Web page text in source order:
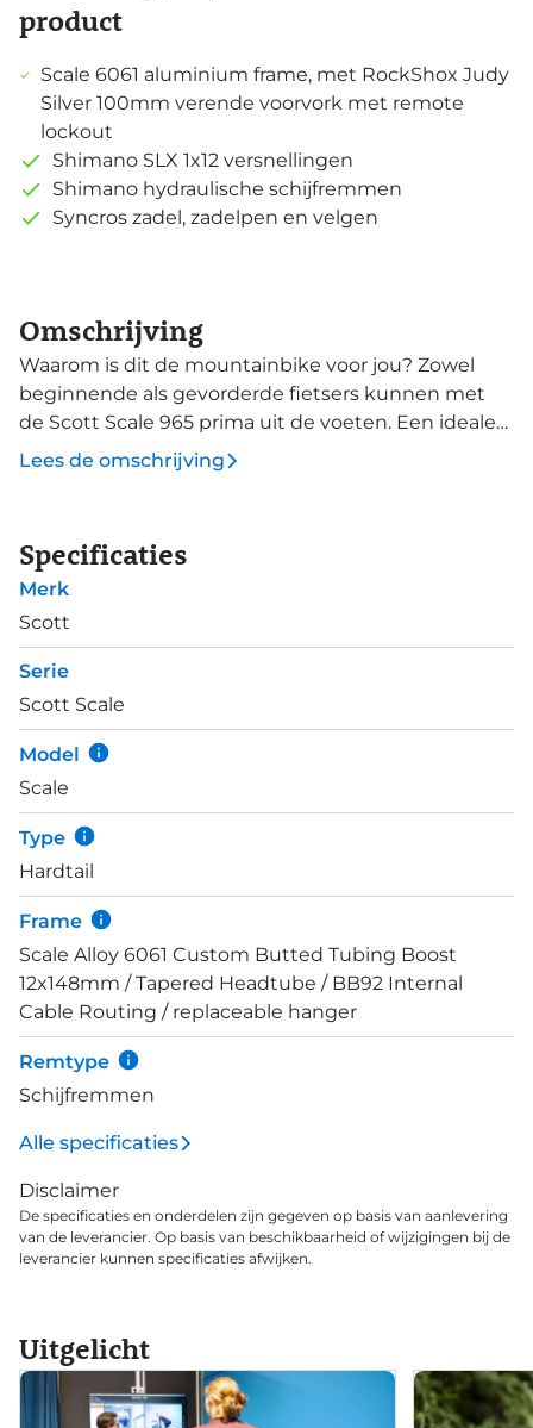
product
Scale 6061 aluminium frame, met RockShox Judy
Silver 100mm verende voorvork met remote
lockout
Shimano SLX 1x12 versnellingen
Shimano hydraulische schijfremmen
Syncros zadel, zadelpen en velgen
Omschrijving
Waarom is dit de mountainbike voor jou? Zowel
beginnende als gevorderde fietsers kunnen met
de Scott Scale 965 prima uit de voeten. Een ideale
mountainbike voor de vaderlandse singeltracks,
maar ook potentieel om wat technischer of
RockShox Judy Silver TK Solo voorvork met 100 mm
veerweg vormt de basis voor lang trailplezier. Deze
vork met RideLoc 2 technologie stelt je in staat
eenvoudig te wisselen tussen 3 suspension modi.
Deze Scale 965 is afgemonteerd met Shimano SLX
1x12-speed componenten. De Maxxis Rekon Race
banden zijn 2.25" breed en bieden uitstekende grip
en tractie, zeker ook als het parcours wat water
heeft moeten verduren. Schijfremmen geven
voldoende kracht om in alle omstandigheden veilig
te remmen.
Lees de omschrijving
Specificaties
Merk
Scott
Serie
Scott Scale
Model
Scale
Type
Hardtail
Frame
Scale Alloy 6061 Custom Butted Tubing Boost
12x148mm / Tapered Headtube / BB92 Internal
Cable Routing / replaceable hanger
Remtype
Schijfremmen
Alle specificaties
Disclaimer
De specificaties en onderdelen zijn gegeven op basis van aanlevering
van de leverancier. Op basis van beschikbaarheid of wijzigingen bij de
leverancier kunnen specificaties afwijken.
Uitgelicht